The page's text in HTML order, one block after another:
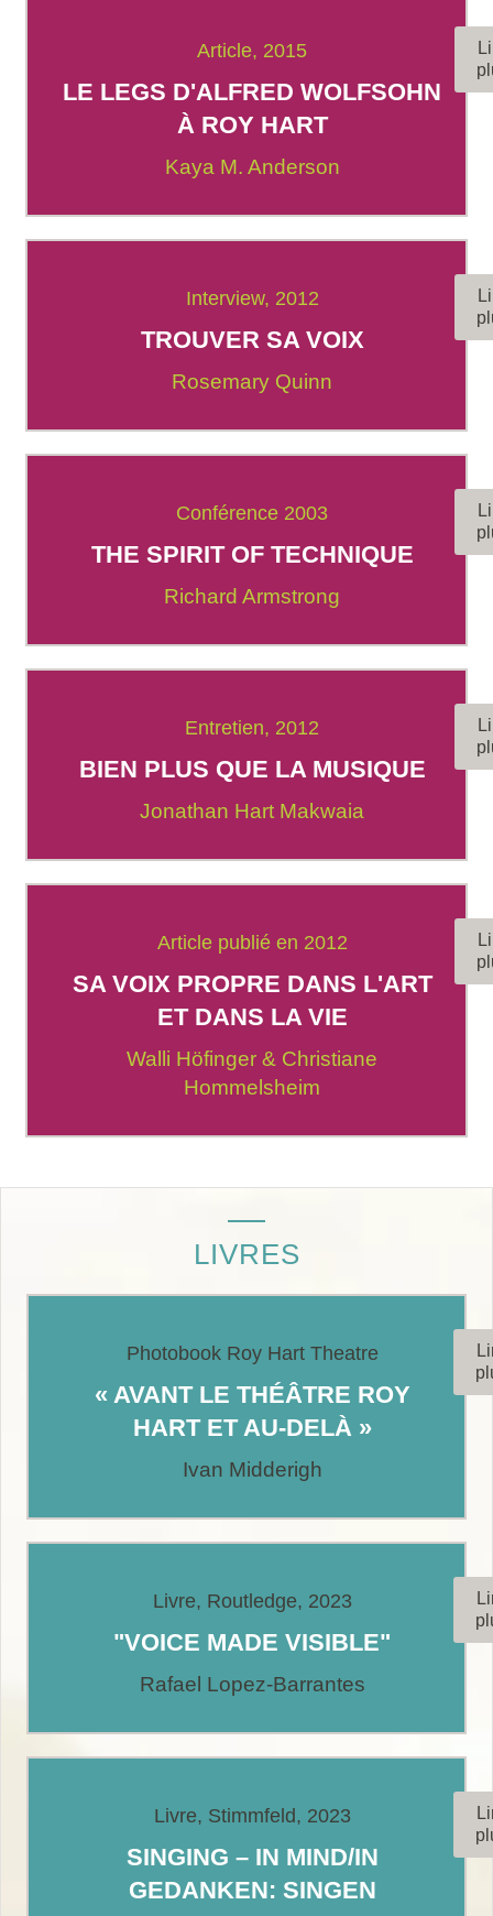
Article, 2015
LE LEGS D'ALFRED WOLFSOHN
À ROY HART
Kaya M. Anderson
Interview, 2012
TROUVER SA VOIX
Rosemary Quinn
Conférence 2003
THE SPIRIT OF TECHNIQUE
Richard Armstrong
Entretien, 2012
BIEN PLUS QUE LA MUSIQUE
Jonathan Hart Makwaia
Article publié en 2012
SA VOIX PROPRE DANS L'ART
ET DANS LA VIE
Walli Höfinger & Christiane
Hommelsheim
LIVRES
Photobook Roy Hart Theatre
« AVANT LE THÉÂTRE ROY
HART ET AU-DELÀ »
Ivan Midderigh
Livre, Routledge, 2023
"VOICE MADE VISIBLE"
Rafael Lopez-Barrantes
Livre, Stimmfeld, 2023
SINGING – IN MIND/IN
GEDANKEN: SINGEN